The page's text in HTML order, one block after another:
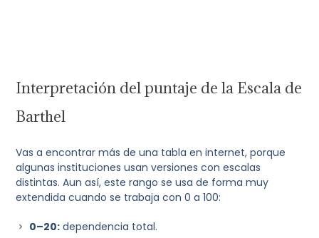
Interpretación del puntaje de la Escala de
Barthel
Vas a encontrar más de una tabla en internet, porque
algunas instituciones usan versiones con escalas
distintas. Aun así, este rango se usa de forma muy
extendida cuando se trabaja con 0 a 100:
0–20: dependencia total.